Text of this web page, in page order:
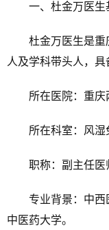
一、杜金万医生
杜金万医生是重
人及学科带头人，具
所在医院：重庆
所在科室：风湿
职称：副主任医
专业背景：中西
中医药大学。